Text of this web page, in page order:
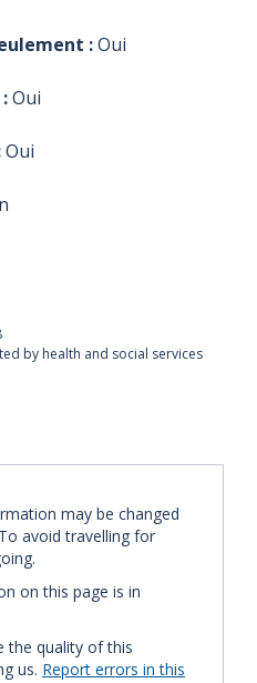
:Oui
Oui
Oui
by health and social services
may be changed
avoid travelling for
on this page is in
the quality of this
us. Report errors in this